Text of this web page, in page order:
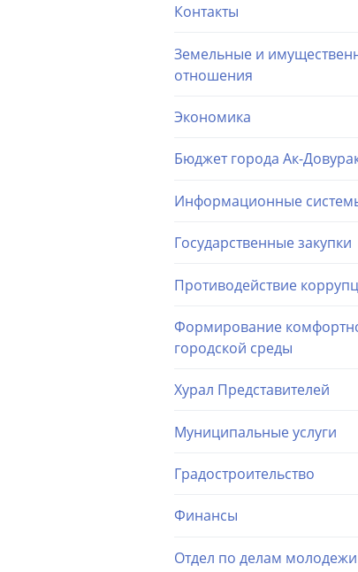
Контакты
Земельные и
отношения
Экономика
Бюджет города Ак-
Информационные
Государственные закупки
Противодействие
Формирование
городской среды
Хурал Представителей
Муниципальные услуги
Градостроительство
Финансы
Отдел по делам